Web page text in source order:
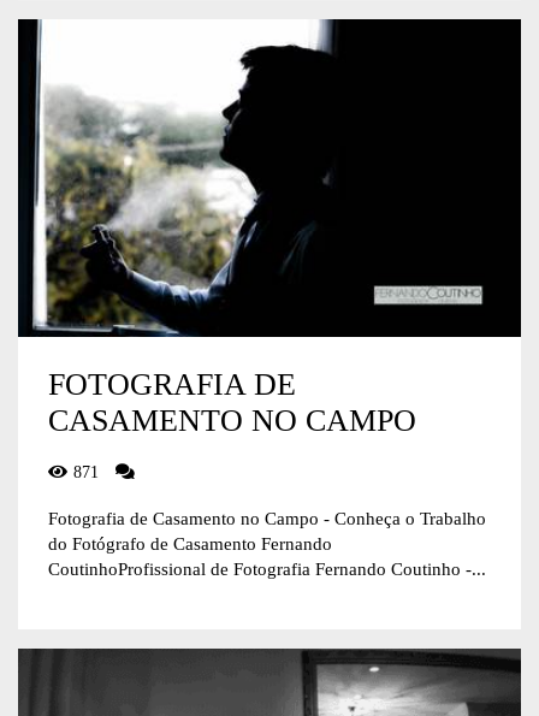
FOTOGRAFIA DE
CASAMENTO NO CAMPO
871
Fotografia de Casamento no Campo - Conheça o Trabalho
do Fotógrafo de Casamento Fernando
CoutinhoProfissional de Fotografia Fernando Coutinho -...